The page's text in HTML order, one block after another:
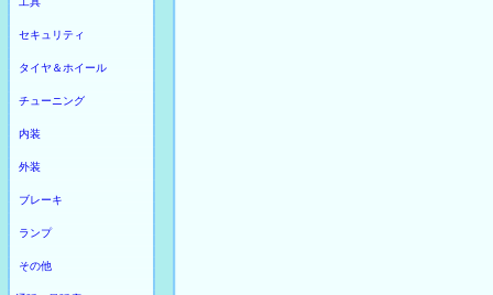
セキュリティ
タイヤ＆ホイール
チューニング
内装
外装
ブレーキ
ランプ
その他